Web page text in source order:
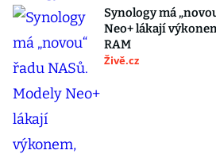
Synology má
Neo+ lákají
RAM
Živě.cz